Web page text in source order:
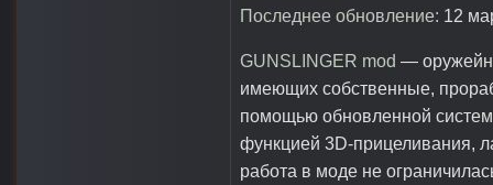
Последнее обновление: 12
GUNSLINGER mod —
имеющих собственные,
помощью обновленной
функцией 3D-прицеливания,
работа в моде не